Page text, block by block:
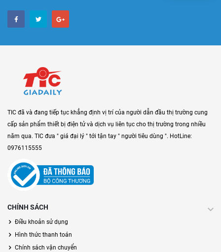
TIC đã và đang tiếp tục khẳng định vị trí của người dẫn đầu thị trường cung
cấp sản phẩm thiết bị điện tử và dịch vụ liên tục cho thị trường trong nhiều
năm qua. TIC đưa " giá đại lý " tới tận tay " người tiêu dùng ". HotLine:
0976115555
CHÍNH SÁCH
Điều khoản sử dụng
Hình thức thanh toán
Chính sách vận chuyển